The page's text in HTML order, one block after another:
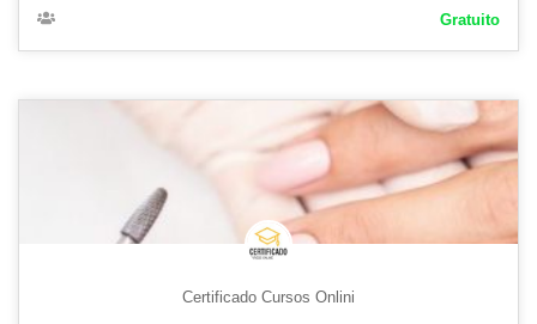
Gratuito
Certificado Cursos Onlini